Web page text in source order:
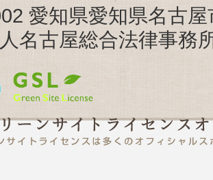
愛知県愛知県名古
名古屋総合法律事務